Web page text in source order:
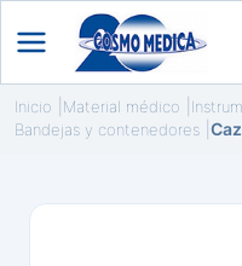
Inicio Material médico
Bandejas y contenedores